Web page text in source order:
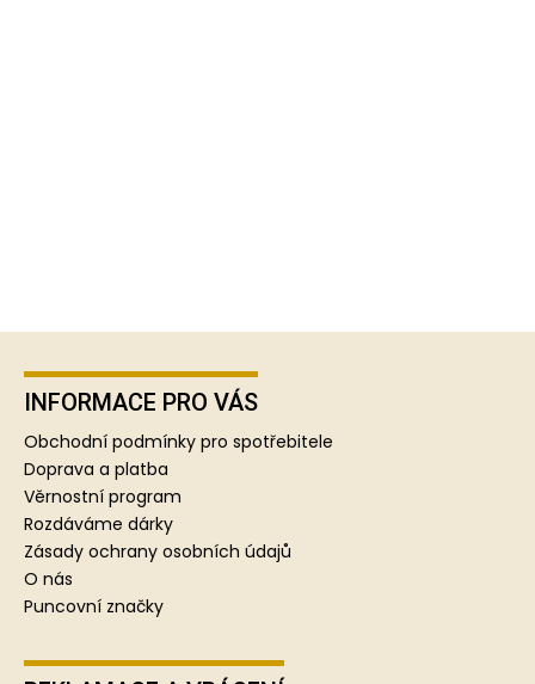
Z
INFORMACE PRO VÁS
Obchodní podmínky pro spotřebitele
Doprava a platba
Věrnostní program
Rozdáváme dárky
Zásady ochrany osobních údajů
O nás
Puncovní značky